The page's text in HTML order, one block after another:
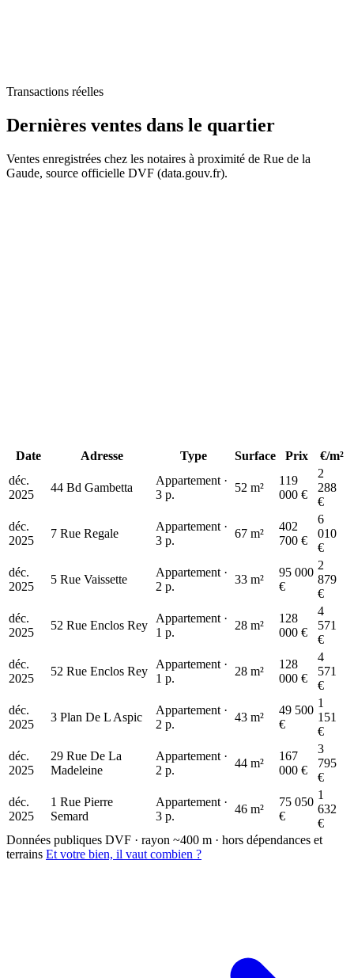
Transactions réelles
Dernières ventes dans le quartier
Ventes enregistrées chez les notaires à proximité de Rue de la
Gaude, source officielle DVF (data.gouv.fr).
119 k€
403 k€
50 k€
Date Adresse Type Surface Prix
€/m²
déc.
2025
44 Bd Gambetta
Appartement ·
3 p.
52 m²
119
000 €
2
288
€
déc.
2025
7 Rue Regale
Appartement ·
3 p.
67 m²
402
700 €
6
010
€
déc.
2025
5 Rue Vaissette
Appartement ·
2 p.
33 m²
95 000
€
2
879
€
déc.
2025
52 Rue Enclos Rey
Appartement ·
1 p.
28 m²
128
000 €
4
571
€
déc.
2025
52 Rue Enclos Rey
Appartement ·
1 p.
28 m²
128
000 €
4
571
€
déc.
2025
3 Plan De L Aspic
Appartement ·
2 p.
43 m²
49 500
€
1
151
€
déc.
2025
29 Rue De La
Madeleine
Appartement ·
2 p.
44 m²
167
000 €
3
795
€
déc.
2025
1 Rue Pierre
Semard
Appartement ·
3 p.
46 m²
75 050
€
1
632
€
Données publiques DVF · rayon ~400 m · hors dépendances et
terrains Et votre bien, il vaut combien ?